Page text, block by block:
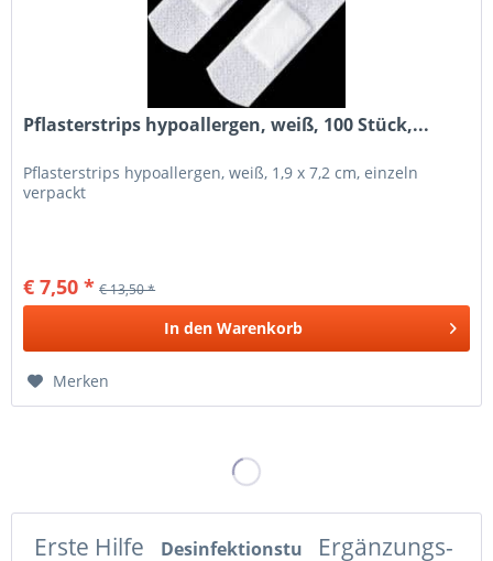
Pflasterstrips hypoallergen, weiß, 100 Stück,...
Pflasterstrips hypoallergen, weiß, 1,9 x 7,2 cm, einzeln
verpackt
€ 7,50 * € 13,50 *
In den Warenkorb
Merken
Erste Hilfe Desinfektionstu
Ergänzungs-